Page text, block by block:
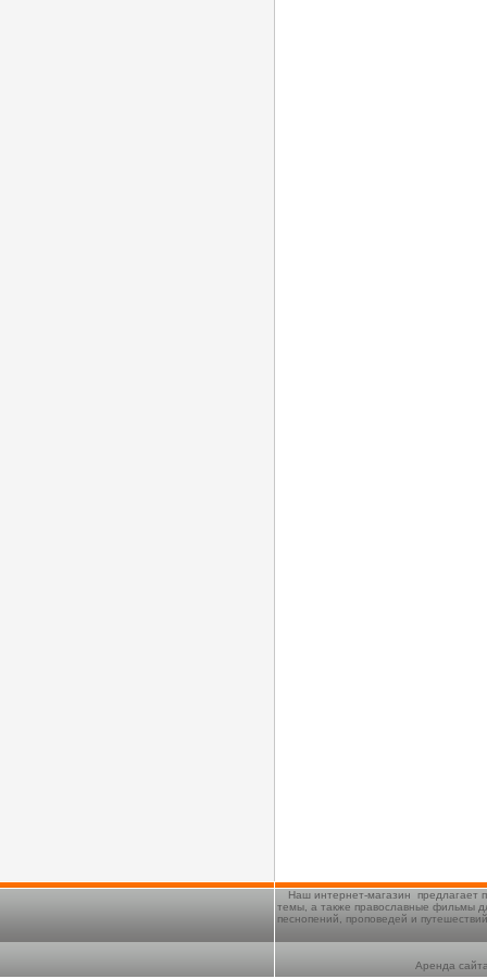
Наш интернет-магазин предлагает
темы, а также православные фильмы
песнопений, проповедей и
Аренда